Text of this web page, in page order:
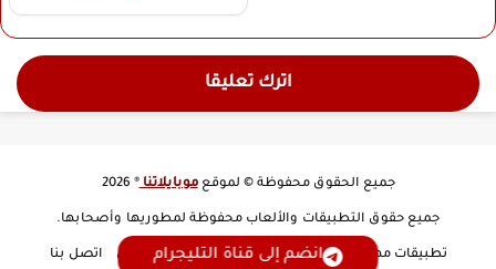
اترك تعليقا
جميع الحقوق محفوظة © لموقعموبايلاتنا® 2026
جميع حقوق التطبيقات والألعاب محفوظة لمطوريها وأصحابها.
تطبيقات مهكرة تطبيقات Tv العاب مهكرة من نحن اتصل بنا انضم إلى قناة التليجرام